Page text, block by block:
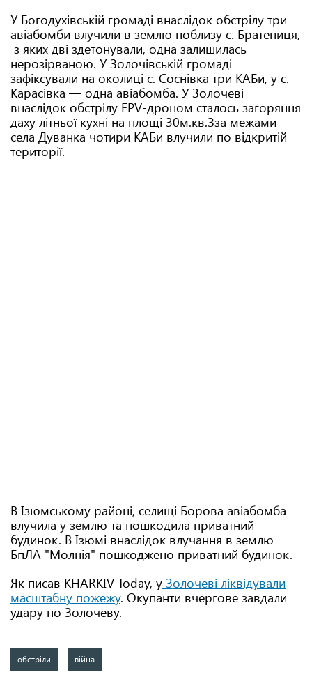
У Богодухівській громаді внаслідок обстрілу три
авіабомби влучили в землю поблизу с. Братениця,
з яких дві здетонували, одна залишилась
нерозірваною. У Золочівській громаді
зафіксували на околиці с. Соснівка три КАБи, у с.
Карасівка — одна авіабомба. У Золочеві
внаслідок обстрілу FPV-дроном сталось загоряння
даху літньої кухні на площі 30м.кв.Зза межами
села Дуванка чотири КАБи влучили по відкритій
території.
В Ізюмському районі, селищі Борова авіабомба
влучила у землю та пошкодила приватний
будинок. В Ізюмі внаслідок влучання в землю
БпЛА "Молнія" пошкоджено приватний будинок.
Як писав KHARKIV Today, у Золочеві ліквідували
масштабну пожежу. Окупанти вчергове завдали
удару по Золочеву.
обстріли війна